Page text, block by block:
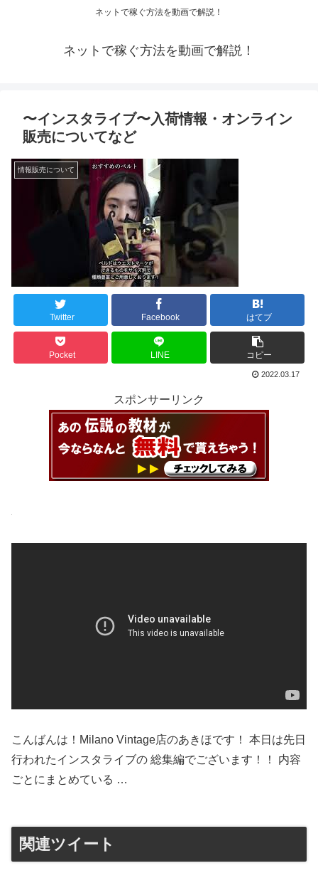
ネットで稼ぐ方法を動画で解説！
ネットで稼ぐ方法を動画で解説！
〜インスタライブ〜入荷情報・オンライン
販売についてなど
情報販売について
Twitter Facebook はてブ
Pocket LINE コピー
2022.03.17
スポンサーリンク
こんばんは！Milano Vintage店のあきほです！ 本日は先日
行われたインスタライブの 総集編でございます！！ 内容
ごとにまとめている …
関連ツイート